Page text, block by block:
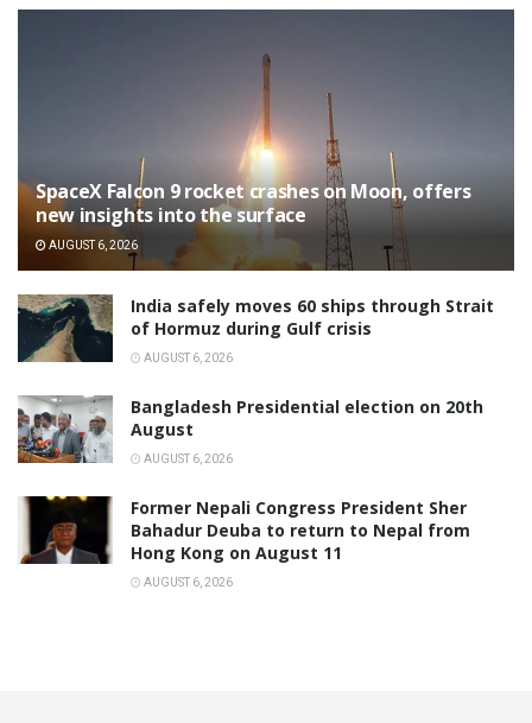
SpaceX Falcon 9 rocket crashes on Moon, offers
new insights into the surface
AUGUST 6, 2026
India safely moves 60 ships through Strait
of Hormuz during Gulf crisis
AUGUST 6, 2026
Bangladesh Presidential election on 20th
August
AUGUST 6, 2026
Former Nepali Congress President Sher
Bahadur Deuba to return to Nepal from
Hong Kong on August 11
AUGUST 6, 2026